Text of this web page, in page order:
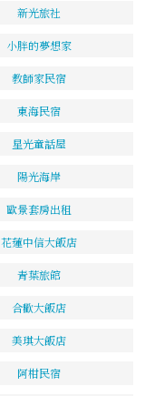
新光旅社
小胖的夢想家
教師家民宿
東海民宿
星光童話屋
陽光海岸
歐景套房出租
花蓮中信大飯店
青葉旅館
合歡大飯店
美琪大飯店
阿柑民宿